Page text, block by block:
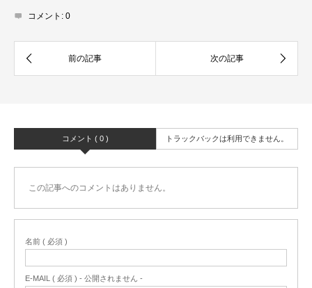
コメント: 0
コメント ( 0 ) トラックバックは利用できません。
この記事へのコメントはありません。
名前 ( 必須 )
E-MAIL ( 必須 ) - 公開されません -